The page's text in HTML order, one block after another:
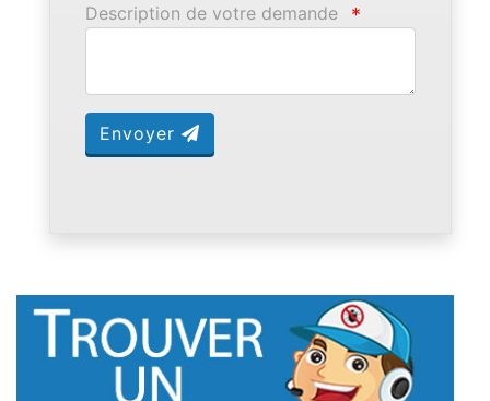
Description de votre demande *
Envoyer